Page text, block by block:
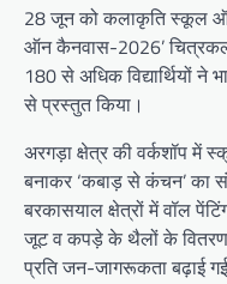
28 जून को कलाकृति स्कूल
ऑन कैनवास-2026’ चित्रकला
180 से अधिक विद्यार्थियों
से प्रस्तुत किया।
अरगड़ा क्षेत्र की वर्कशॉप में
बनाकर ‘कबाड़ से कंचन’ का
बरकासयाल क्षेत्रों में वॉल
जूट व कपड़े के थैलों के वितरण
प्रति जन-जागरूकता बढ़ाई